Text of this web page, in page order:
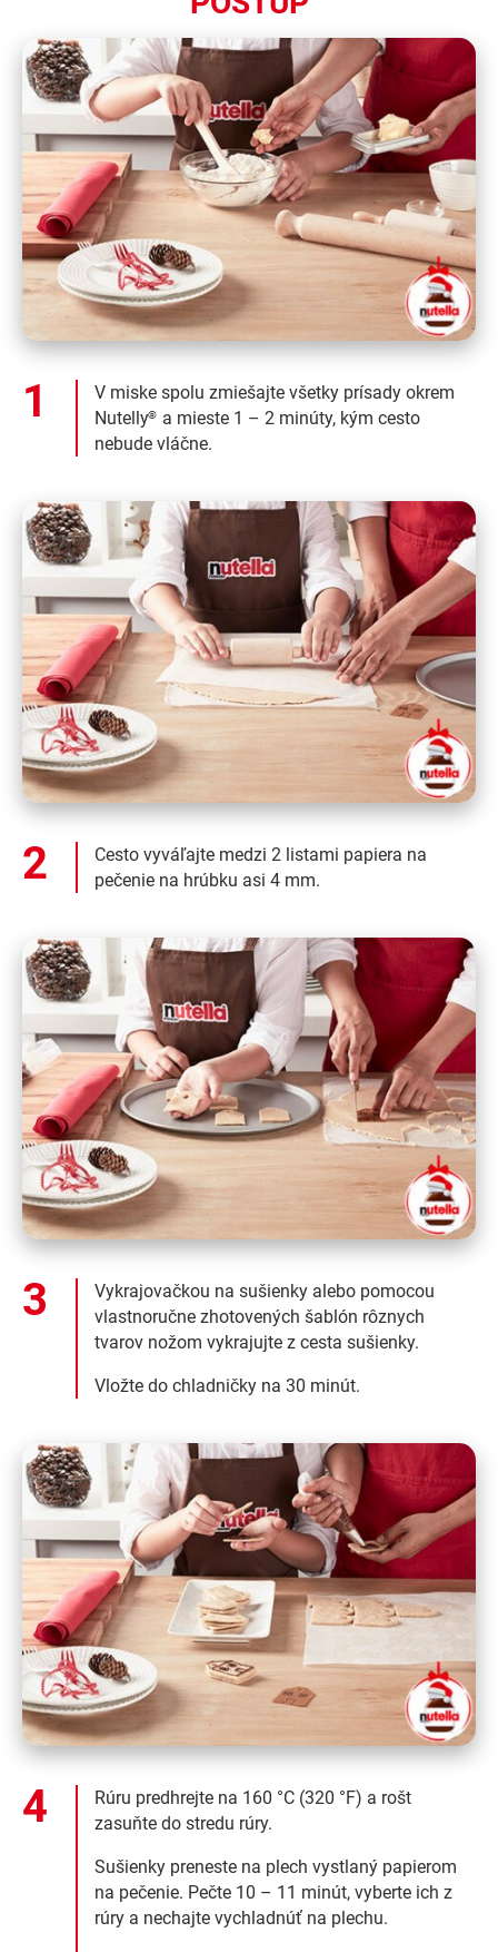
V miske spolu zmiešajte všetky prísady okrem
Nutelly® a mieste 1 – 2 minúty, kým cesto
nebude vláčne.
Cesto vyváľajte medzi 2 listami papiera na
pečenie na hrúbku asi 4 mm.
Vykrajovačkou na sušienky alebo pomocou
vlastnoručne zhotovených šablón rôznych
tvarov nožom vykrajujte z cesta sušienky.
Vložte do chladničky na 30 minút.
Rúru predhrejte na 160 °C (320 °F) a rošt
zasuňte do stredu rúry.
Sušienky preneste na plech vystlaný papierom
na pečenie. Pečte 10 – 11 minút, vyberte ich z
rúry a nechajte vychladnúť na plechu.